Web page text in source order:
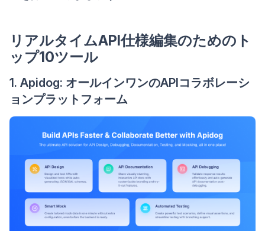
リアルタイムAPI仕様編集のためのト
ップ10ツール
1. Apidog: オールインワンのAPIコラボレーシ
ョンプラットフォーム